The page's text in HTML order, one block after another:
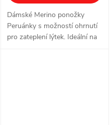
Dámské Merino ponožky
Peruánky s možností ohrnutí
pro zateplení lýtek. Ideální na